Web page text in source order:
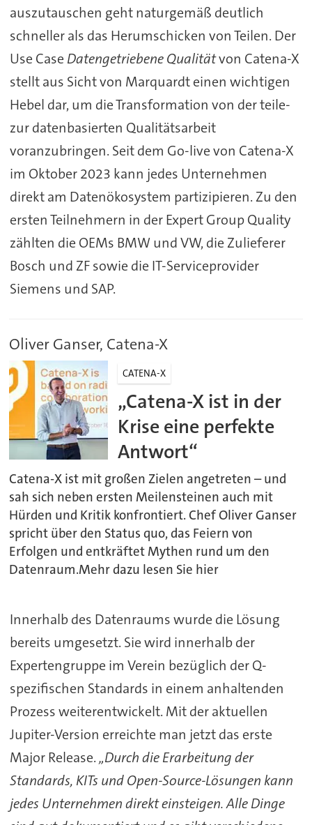
auszutauschen geht naturgemäß deutlich
schneller als das Herumschicken von Teilen. Der
Use Case Datengetriebene Qualitätvon Catena-X
stellt aus Sicht von Marquardt einen wichtigen
Hebel dar, um die Transformation von der teile-
zur datenbasierten Qualitätsarbeit
voranzubringen. Seit dem Go-live von Catena-X
im Oktober 2023 kann jedes Unternehmen
direkt am Datenökosystem partizipieren. Zu den
ersten Teilnehmern in der Expert Group Quality
zählten die OEMs BMW und VW, die Zulieferer
Bosch und ZF sowie die IT-Serviceprovider
Siemens und SAP.
Oliver Ganser, Catena-X
CATENA-X
„Catena-X ist in der
Krise eine perfekte
Antwort“
Catena-X ist mit großen Zielen angetreten – und
sah sich neben ersten Meilensteinen auch mit
Hürden und Kritik konfrontiert. Chef Oliver Ganser
spricht über den Status quo, das Feiern von
Erfolgen und entkräftet Mythen rund um den
Datenraum.Mehr dazu lesen Sie hier
Innerhalb des Datenraums wurde die Lösung
bereits umgesetzt. Sie wird innerhalb der
Expertengruppe im Verein bezüglich der Q-
spezifischen Standards in einem anhaltenden
Prozess weiterentwickelt. Mit der aktuellen
Jupiter-Version erreichte man jetzt das erste
Major Release.„Durch die Erarbeitung der
Standards, KITs und Open-Source-Lösungen kann
jedes Unternehmen direkt einsteigen. Alle Dinge